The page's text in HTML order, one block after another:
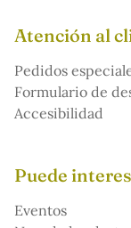
Atención al
Pedidos
Formulario de
Accesibilidad
Puede
Eventos